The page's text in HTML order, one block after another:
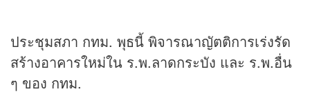
ประชุมสภา กทม. พุธนี้ พิจารณาญัตติการเร่งรัด
สร้างอาคารใหม่ใน ร.พ.ลาดกระบัง และ ร.พ.อื่น
ๆ ของ กทม.